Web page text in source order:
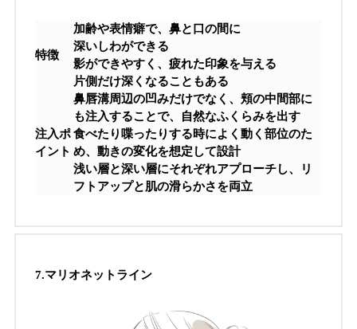
特徴
加齢や表情癖で、鼻と口の間に
深いしわができる
影ができやすく、疲れた印象を与える
片側だけ深くなることもある
注入ポ
イント
鼻唇溝周辺の凹みだけでなく、頬の中間部に
も注入することで、自然なふくらみを出す
食べたり喋ったりする時によく動く部位のた
め、動きの変化を想定して設計
浅い層と深い層にそれぞれアプローチし、リ
フトアップと肌の滑らかさを両立
7.マリオネットライン